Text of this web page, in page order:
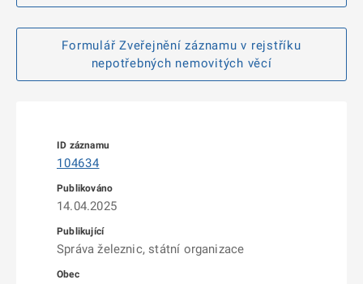
Formulář Zveřejnění záznamu v rejstříku
nepotřebných nemovitých věcí
104634
14.04.2025
Správa železnic, státní organizace